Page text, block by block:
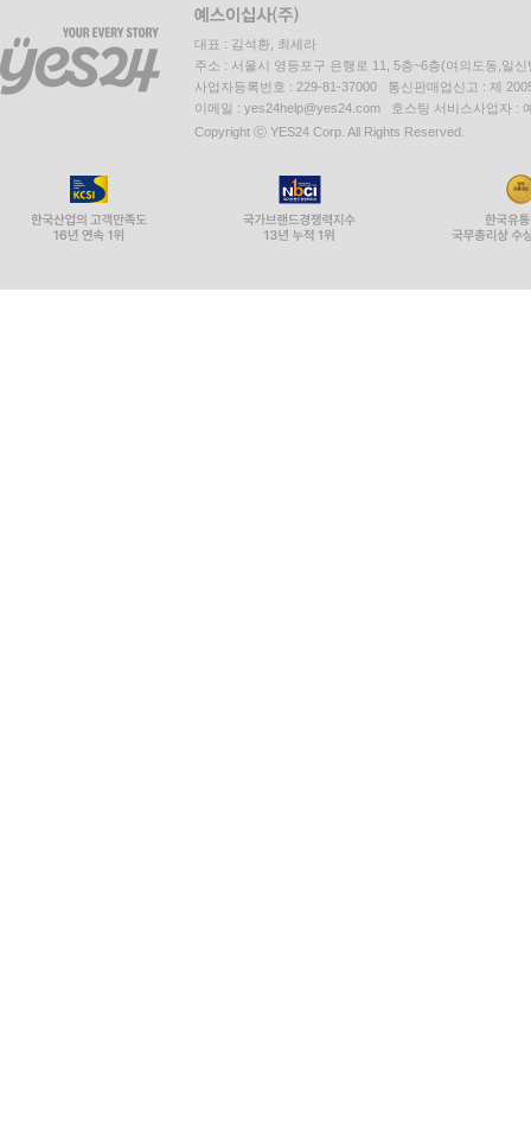
대표 : 김석환, 최세라
주소 : 서울시 영등포구 은행로 11, 5층~6층(여의도동,일신
사업자등록번호 : 229-81-37000 통신판매업신고 : 제
이메일 : yes24help@yes24.com 호스팅 서비스사업자 :
Copyright ⓒ YES24 Corp. All Rights Reserved.